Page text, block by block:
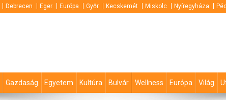
Debrecen Eger Európa Győr Kecskemét Miskolc Nyíregyháza
Gazdaság Egyetem Kultúra Bulvár Wellness Európa Világ